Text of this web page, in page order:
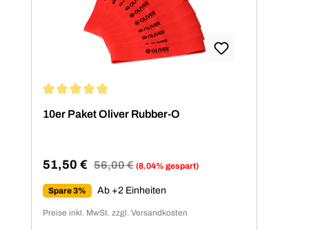
10er Paket Oliver Rubber-O
Verkaufspreis:
51,50 € Regulärer Preis:
56,00 € (8.04% gespart)
Spare 3% Ab +2 Einheiten
Preise inkl. MwSt. zzgl. Versandkosten